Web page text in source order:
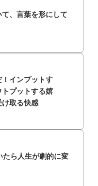
、言葉を形にして
インプットす
プットする嬉
取る快感
ら人生が劇的に変